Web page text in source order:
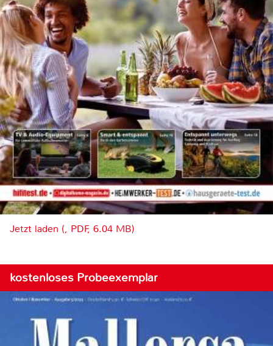
Jetzt laden (, PDF, 6.04 MB)
kostenloses Probeexemplar